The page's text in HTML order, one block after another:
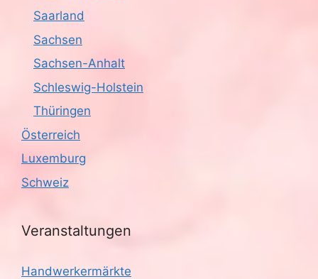
Saarland
Sachsen
Sachsen-Anhalt
Schleswig-Holstein
Thüringen
Österreich
Luxemburg
Schweiz
Veranstaltungen
Handwerkermärkte